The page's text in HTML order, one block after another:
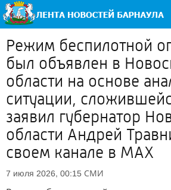
Режим беспилотной
был объявлен в
области на основе
ситуации,
заявил губернатор
области Андрей
своем канале в MAX
7 июля 2026, 00:15 СМИ